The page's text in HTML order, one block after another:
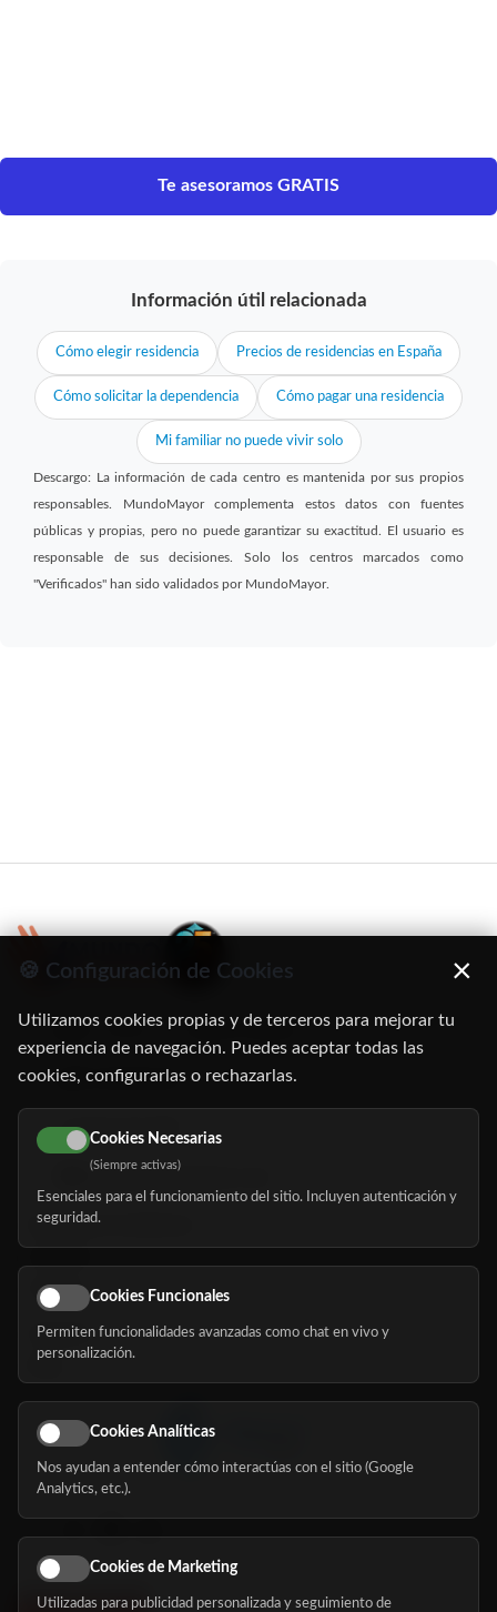
Te asesoramos GRATIS
Información útil relacionada
Cómo elegir residencia Precios de residencias en España
Cómo solicitar la dependencia Cómo pagar una residencia
Mi familiar no puede vivir solo
Descargo: La información de cada centro es mantenida por sus propios
responsables. MundoMayor complementa estos datos con fuentes
públicas y propias, pero no puede garantizar su exactitud. El usuario es
responsable de sus decisiones. Solo los centros marcados como
"Verificados" han sido validados por MundoMayor.
C/ Oruro, 11. 28016 Madrid
91 345 06 26
616 113 103
hola@mundomayor.com
Buscador de residencias
Eventos
Nosotros
Síguenos
🍪 Configuración de Cookies ×
Utilizamos cookies propias y de terceros para mejorar tu
experiencia de navegación. Puedes aceptar todas las
cookies, configurarlas o rechazarlas.
Cookies Necesarias
(Siempre activas)
Esenciales para el funcionamiento del sitio. Incluyen autenticación y
seguridad.
Cookies Funcionales
Permiten funcionalidades avanzadas como chat en vivo y
personalización.
Cookies Analíticas
Nos ayudan a entender cómo interactúas con el sitio (Google
Analytics, etc.).
Cookies de Marketing
Utilizadas para publicidad personalizada y seguimiento de